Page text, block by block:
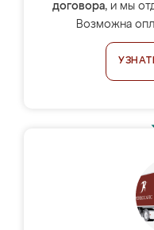
договора, и мы
Возможна